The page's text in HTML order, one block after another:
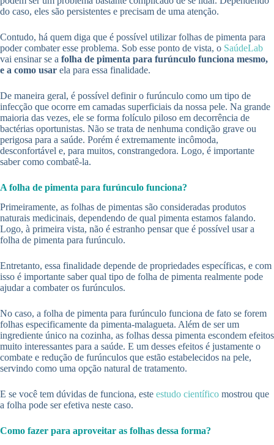
do caso, eles são persistentes e precisam de uma atenção.
Contudo, há quem diga que é possível utilizar folhas de pimenta para
poder combater esse problema. Sob esse ponto de vista, o SaúdeLab
vai ensinar se a folha de pimenta para furúnculo funciona mesmo,
e a como usar ela para essa finalidade.
De maneira geral, é possível definir o furúnculo como um tipo de
infecção que ocorre em camadas superficiais da nossa pele. Na grande
maioria das vezes, ele se forma folículo piloso em decorrência de
bactérias oportunistas. Não se trata de nenhuma condição grave ou
perigosa para a saúde. Porém é extremamente incômoda,
desconfortável e, para muitos, constrangedora. Logo, é importante
saber como combatê-la.
A folha de pimenta para furúnculo funciona?
Primeiramente, as folhas de pimentas são consideradas produtos
naturais medicinais, dependendo de qual pimenta estamos falando.
Logo, à primeira vista, não é estranho pensar que é possível usar a
folha de pimenta para furúnculo.
Entretanto, essa finalidade depende de propriedades específicas, e com
isso é importante saber qual tipo de folha de pimenta realmente pode
ajudar a combater os furúnculos.
No caso, a folha de pimenta para furúnculo funciona de fato se forem
folhas especificamente da pimenta-malagueta. Além de ser um
ingrediente único na cozinha, as folhas dessa pimenta escondem efeitos
muito interessantes para a saúde. E um desses efeitos é justamente o
combate e redução de furúnculos que estão estabelecidos na pele,
servindo como uma opção natural de tratamento.
E se você tem dúvidas de funciona, este estudo científico mostrou que
a folha pode ser efetiva neste caso.
Como fazer para aproveitar as folhas dessa forma?